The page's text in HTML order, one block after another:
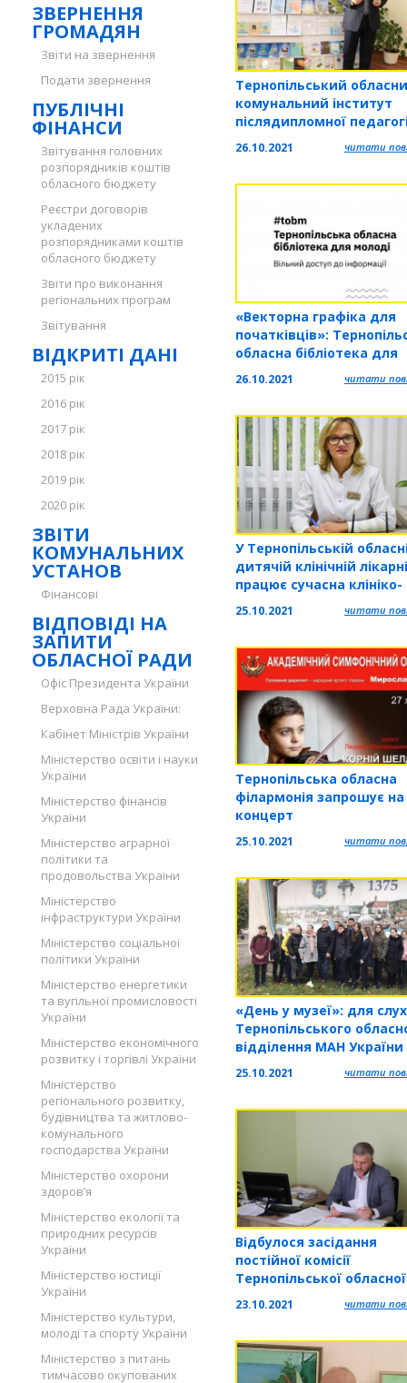
ЗВЕРНЕННЯ
ГРОМАДЯН
Звіти на звернення
Подати звернення
ПУБЛІЧНІ
ФІНАНСИ
Звітування головних
розпорядників коштів
обласного бюджету
Реєстри договорів
укладених
розпорядниками коштів
обласного бюджету
Звіти про виконання
регіональних програм
Звітування
ВІДКРИТІ ДАНІ
2015 рік
2016 рік
2017 рік
2018 рік
2019 рік
2020 рік
ЗВІТИ
КОМУНАЛЬНИХ
УСТАНОВ
Фінансові
ВІДПОВІДІ НА
ЗАПИТИ
ОБЛАСНОЇ РАДИ
Офіс Президента України
Верховна Рада України:
Кабінет Міністрів України
Міністерство освіти і науки
України
Міністерство фінансів
України
Міністерство аграрної
політики та
продовольства України
Міністерство
інфраструктури України
Міністерство соціальної
політики України
Міністерство енергетики
та вугільної промисловості
України
Міністерство економічного
розвитку і торгівлі України
Міністерство
регіонального розвитку,
будівництва та житлово-
комунального
господарства України
Міністерство охорони
здоров’я
Міністерство екології та
природних ресурсів
України
Міністерство юстиції
України
Міністерство культури,
молоді та спорту України
Міністерство з питань
тимчасово окупованих
Тернопільський
комунальний інститут
післядипломної
освіти — «Лідер
освіті»
26.10.2021 читати
«Векторна графіка для
початківців»:
обласна бібліотека для
молоді запрошує на
навчальний курс
26.10.2021 читати
У Тернопільській
дитячій клінічній лікарні
працює сучасна клініко-
25.10.2021 читати
Тернопільська обласна
філармонія запрошує на
концерт
25.10.2021 читати
«День у музеї»: для
Тернопільського
відділення МАН України
провели навчальне
на базі Бережанського
25.10.2021 читати
Відбулося засідання
постійної комісії
Тернопільської
23.10.2021 читати